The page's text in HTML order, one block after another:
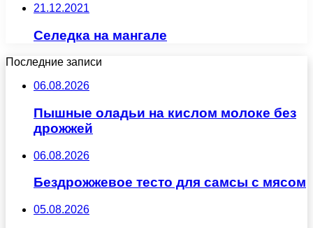
21.12.2021
Селедка на мангале
Последние записи
06.08.2026
Пышные оладьи на кислом молоке без
дрожжей
06.08.2026
Бездрожжевое тесто для самсы с мясом
05.08.2026